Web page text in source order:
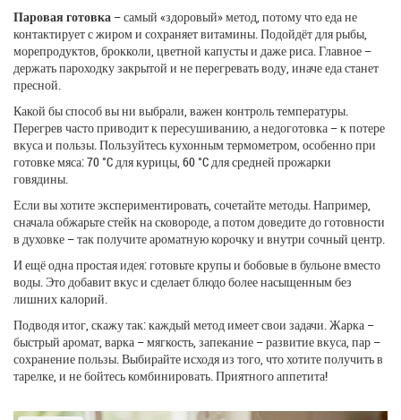
Паровая готовка – самый «здоровый» метод, потому что еда не
контактирует с жиром и сохраняет витамины. Подойдёт для рыбы,
морепродуктов, брокколи, цветной капусты и даже риса. Главное –
держать пароходку закрытой и не перегревать воду, иначе еда станет
пресной.
Какой бы способ вы ни выбрали, важен контроль температуры.
Перегрев часто приводит к пересушиванию, а недоготовка – к потере
вкуса и пользы. Пользуйтесь кухонным термометром, особенно при
готовке мяса: 70 °C для курицы, 60 °C для средней прожарки
говядины.
Если вы хотите экспериментировать, сочетайте методы. Например,
сначала обжарьте стейк на сковороде, а потом доведите до готовности
в духовке – так получите ароматную корочку и внутри сочный центр.
И ещё одна простая идея: готовьте крупы и бобовые в бульоне вместо
воды. Это добавит вкус и сделает блюдо более насыщенным без
лишних калорий.
Подводя итог, скажу так: каждый метод имеет свои задачи. Жарка –
быстрый аромат, варка – мягкость, запекание – развитие вкуса, пар –
сохранение пользы. Выбирайте исходя из того, что хотите получить в
тарелке, и не бойтесь комбинировать. Приятного аппетита!